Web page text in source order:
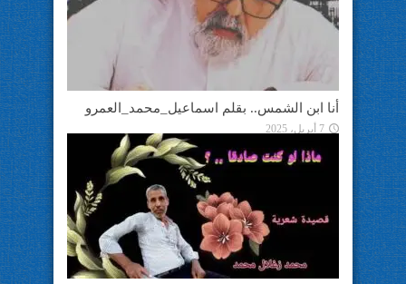
أنا ابن الشمس.. بقلم اسماعيل_محمد_العمرو
7 أبريل، 2025